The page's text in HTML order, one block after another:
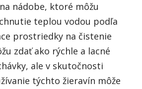
nádobe, ktoré môžu
teplou vodou podľa
prostriedky na čistenie
zdať ako rýchle a lacné
ale v skutočnosti
týchto žieravín môže